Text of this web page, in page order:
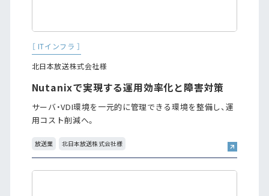
［ ITインフラ ］
北日本放送株式会社様
Nutanixで実現する運用効率化と障害対策
サーバ・VDI環境を一元的に管理できる環境を整備し、運
用コスト削減へ。
放送業 北日本放送株式会社様